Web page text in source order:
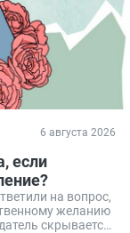
6 августа 2026
если
на вопрос,
желанию
скрывается,